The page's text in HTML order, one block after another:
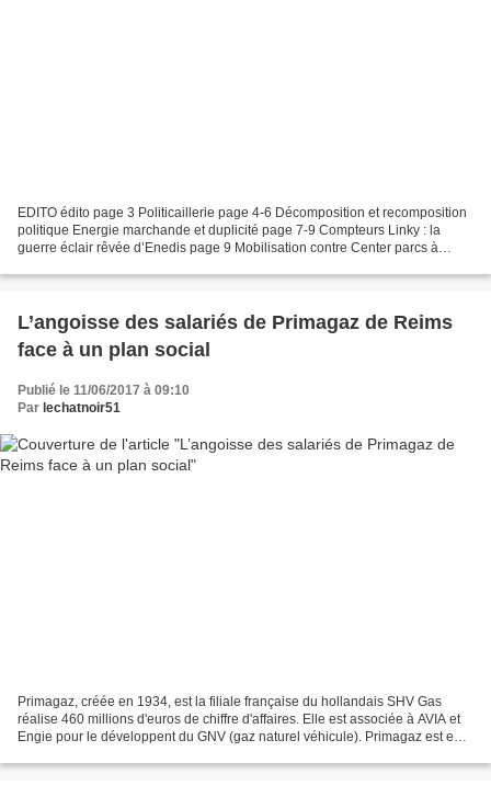
EDITO édito page 3 Politicaillerie page 4-6 Décomposition et recomposition
politique Energie marchande et duplicité page 7-9 Compteurs Linky : la
guerre éclair rêvée d’Enedis page 9 Mobilisation contre Center parcs à
L’angoisse des salariés de Primagaz de Reims
face à un plan social
Publié le 11/06/2017 à 09:10
Par lechatnoir51
Primagaz, créée en 1934, est la filiale française du hollandais SHV Gas
réalise 460 millions d'euros de chiffre d'affaires. Elle est associée à AVIA et
Engie pour le développent du GNV (gaz naturel véhicule). Primagaz est en